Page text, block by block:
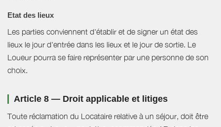
Etat des lieux
Les parties conviennent d'établir et de signer un état des
lieux le jour d'entrée dans les lieux et le jour de sortie. Le
Loueur pourra se faire représenter par une personne de son
choix.
Article 8 — Droit applicable et litiges
Toute réclamation du Locataire relative à un séjour, doit être